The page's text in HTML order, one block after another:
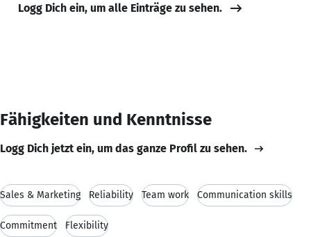
Logg Dich ein, um alle Einträge zu sehen.
Fähigkeiten und Kenntnisse
Logg Dich jetzt ein, um das ganze Profil zu sehen.
Sales & Marketing Reliability Team work Communication skills
Commitment Flexibility